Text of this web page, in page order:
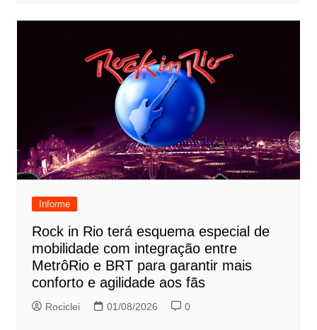
Informe
Rock in Rio terá esquema especial de
mobilidade com integração entre
MetrôRio e BRT para garantir mais
conforto e agilidade aos fãs
Rociclei 01/08/2026 0